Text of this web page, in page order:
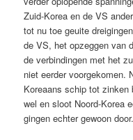
Zuid-Korea en de VS
tot nu toe geuite
de VS, het opzeggen van
de verbindingen met het
niet eerder voorgekomen.
Koreaans schip tot
wel en sloot Noord-Korea
gingen echter gewoon door.